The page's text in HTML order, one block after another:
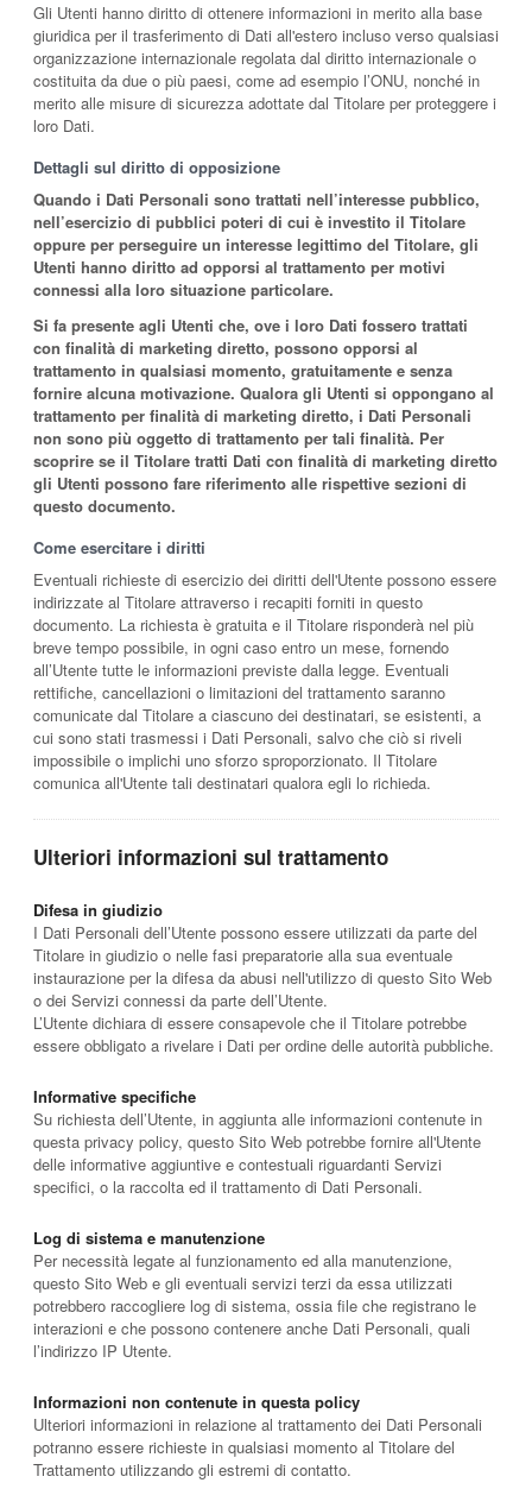
Gli Utenti hanno diritto di ottenere informazioni in merito alla base
giuridica per il trasferimento di Dati all'estero incluso verso qualsiasi
organizzazione internazionale regolata dal diritto internazionale o
costituita da due o più paesi, come ad esempio l’ONU, nonché in
merito alle misure di sicurezza adottate dal Titolare per proteggere i
loro Dati.
Dettagli sul diritto di opposizione
Quando i Dati Personali sono trattati nell’interesse pubblico,
nell’esercizio di pubblici poteri di cui è investito il Titolare
oppure per perseguire un interesse legittimo del Titolare, gli
Utenti hanno diritto ad opporsi al trattamento per motivi
connessi alla loro situazione particolare.
Si fa presente agli Utenti che, ove i loro Dati fossero trattati
con finalità di marketing diretto, possono opporsi al
trattamento in qualsiasi momento, gratuitamente e senza
fornire alcuna motivazione. Qualora gli Utenti si oppongano al
trattamento per finalità di marketing diretto, i Dati Personali
non sono più oggetto di trattamento per tali finalità. Per
scoprire se il Titolare tratti Dati con finalità di marketing diretto
gli Utenti possono fare riferimento alle rispettive sezioni di
questo documento.
Come esercitare i diritti
Eventuali richieste di esercizio dei diritti dell'Utente possono essere
indirizzate al Titolare attraverso i recapiti forniti in questo
documento. La richiesta è gratuita e il Titolare risponderà nel più
breve tempo possibile, in ogni caso entro un mese, fornendo
all’Utente tutte le informazioni previste dalla legge. Eventuali
rettifiche, cancellazioni o limitazioni del trattamento saranno
comunicate dal Titolare a ciascuno dei destinatari, se esistenti, a
cui sono stati trasmessi i Dati Personali, salvo che ciò si riveli
impossibile o implichi uno sforzo sproporzionato. Il Titolare
comunica all'Utente tali destinatari qualora egli lo richieda.
Ulteriori informazioni sul trattamento
Difesa in giudizio
I Dati Personali dell’Utente possono essere utilizzati da parte del
Titolare in giudizio o nelle fasi preparatorie alla sua eventuale
instaurazione per la difesa da abusi nell'utilizzo di questo Sito Web
o dei Servizi connessi da parte dell’Utente.
L’Utente dichiara di essere consapevole che il Titolare potrebbe
essere obbligato a rivelare i Dati per ordine delle autorità pubbliche.
Informative specifiche
Su richiesta dell’Utente, in aggiunta alle informazioni contenute in
questa privacy policy, questo Sito Web potrebbe fornire all'Utente
delle informative aggiuntive e contestuali riguardanti Servizi
specifici, o la raccolta ed il trattamento di Dati Personali.
Log di sistema e manutenzione
Per necessità legate al funzionamento ed alla manutenzione,
questo Sito Web e gli eventuali servizi terzi da essa utilizzati
potrebbero raccogliere log di sistema, ossia file che registrano le
interazioni e che possono contenere anche Dati Personali, quali
l’indirizzo IP Utente.
Informazioni non contenute in questa policy
Ulteriori informazioni in relazione al trattamento dei Dati Personali
potranno essere richieste in qualsiasi momento al Titolare del
Trattamento utilizzando gli estremi di contatto.